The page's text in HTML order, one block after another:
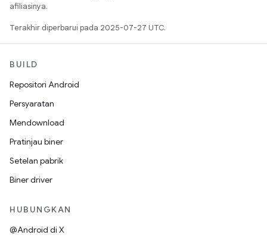
afiliasinya.
Terakhir diperbarui pada 2025-07-27 UTC.
BUILD
Repositori Android
Persyaratan
Mendownload
Pratinjau biner
Setelan pabrik
Biner driver
HUBUNGKAN
@Android di X